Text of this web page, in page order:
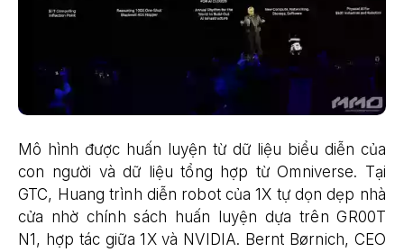
Mô hình được huấn luyện từ dữ liệu biểu diễn của
con người và dữ liệu tổng hợp từ Omniverse. Tại
GTC, Huang trình diễn robot của 1X tự dọn dẹp nhà
cửa nhờ chính sách huấn luyện dựa trên GR00T
N1, hợp tác giữa 1X và NVIDIA. Bernt Børnich, CEO